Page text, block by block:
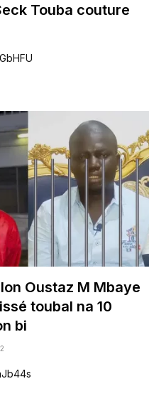
Touba couture
Oustaz M Mbaye
toubal na 10
bi